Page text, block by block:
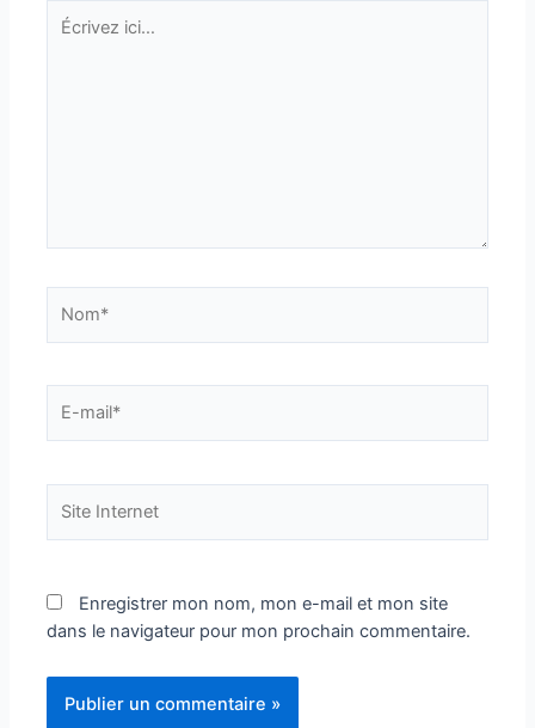
Écrivez
ici…
mail*
Internet
Enregistrer mon nom, mon e-mail et mon site
dans le navigateur pour mon prochain commentaire.